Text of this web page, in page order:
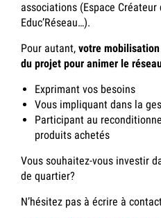
associations (Espace
Educ’Réseau…).
Pour autant, votre
du projet pour animer le
Exprimant vos besoins
Vous impliquant dans la
Participant au
produits achetés
Vous souhaitez-vous investir
de quartier?
N’hésitez pas à écrire à